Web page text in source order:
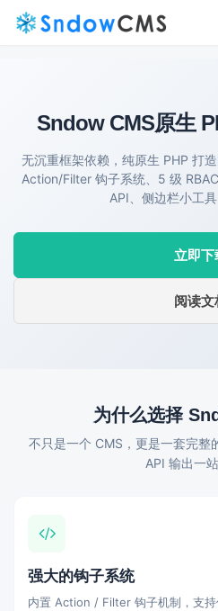
Sndow CMS原生
无沉重框架依赖，纯原生 PHP 打
Action/Filter 钩子系统、5 级
API、侧边栏小工具
立即下
阅读文
为什么选择
不只是一个 CMS，更是一套完整
API 输出一站
强大的钩子系统
内置 Action / Filter 钩子机制，支持